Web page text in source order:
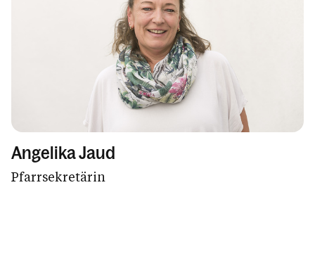
Angelika Jaud
Pfarrsekretärin